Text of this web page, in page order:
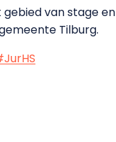
van stage en
Tilburg.